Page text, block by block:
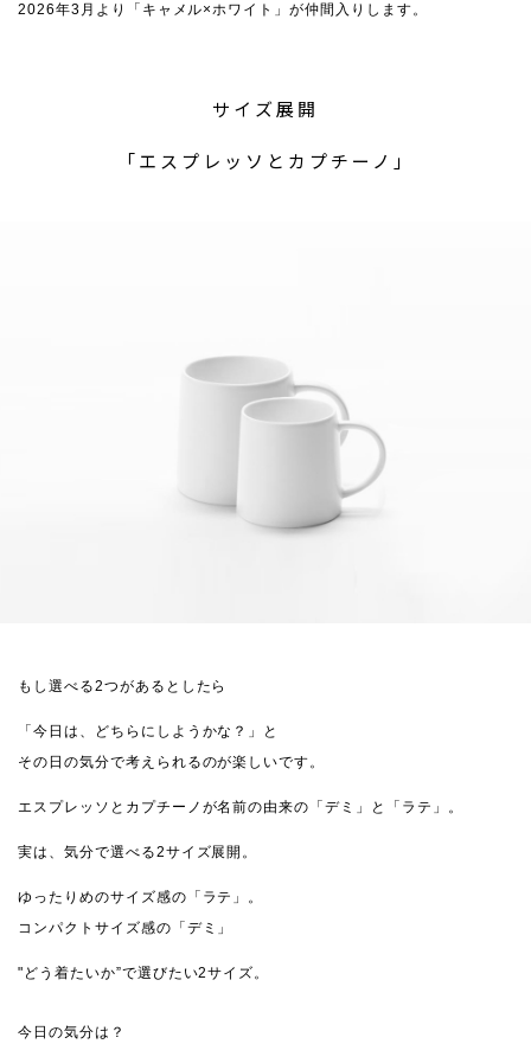
2026年3月より「キャメル×ホワイト」が仲間入りします。
サイズ展開
「エスプレッソとカプチーノ」
もし選べる2つがあるとしたら
「今日は、どちらにしようかな？」と
その日の気分で考えられるのが楽しいです。
エスプレッソとカプチーノが名前の由来の「デミ」と「ラテ」。
実は、気分で選べる2サイズ展開。
ゆったりめのサイズ感の「ラテ」。
コンパクトサイズ感の「デミ」
"どう着たいか”で選びたい2サイズ。
今日の気分は？